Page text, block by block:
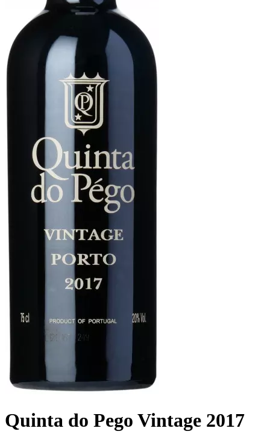
Quinta do Pego Vintage 2017